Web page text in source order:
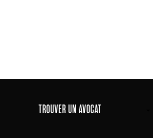
Main
TROUVER UN AVOCAT